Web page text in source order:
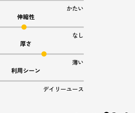
かたい
伸縮性
なし
厚さ
薄い
利用シーン
デイリーユース